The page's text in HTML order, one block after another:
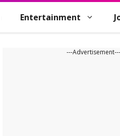
Entertainment
---Advertisement---